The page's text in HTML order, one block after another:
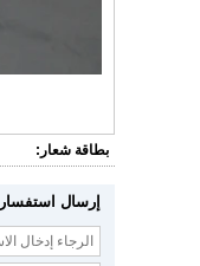
بطاقة شعار:
إرسال استفسار